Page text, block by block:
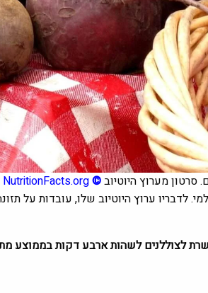
סרטון מערוץ היוטיוב©
NutritionFacts.org
לדבריו ערוץ היוטיוב שלו, עובדות על
לצוללנים לשהות ארבע דקות בממוצע